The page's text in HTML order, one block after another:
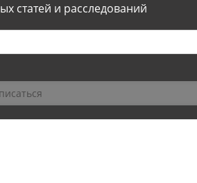
статей и расследований